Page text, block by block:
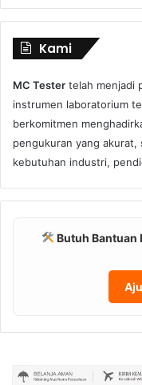
Kami
MC Tester telah menjadi
instrumen laboratorium
berkomitmen
pengukuran yang
kebutuhan industri,
Butuh Bantuan